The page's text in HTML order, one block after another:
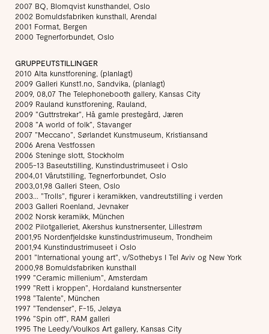
2007 BQ, Blomqvist kunsthandel, Oslo
2002 Bomuldsfabriken kunsthall, Arendal
2001 Format, Bergen
2000 Tegnerforbundet, Oslo
GRUPPEUTSTILLINGER
2010 Alta kunstforening, (planlagt)
2009 Galleri Kunst1.no, Sandvika, (planlagt)
2009, 08,07 The Telephonebooth gallery, Kansas City
2009 Rauland kunstforening, Rauland,
2009 ”Guttrstrekar”, Hå gamle prestegård, Jæren
2008 ”A world of folk”, Stavanger
2007 ”Meccano”, Sørlandet Kunstmuseum, Kristiansand
2006 Arena Vestfossen
2006 Steninge slott, Stockholm
2005-13 Baseutstilling, Kunstindustrimuseet i Oslo
2004,01 Vårutstilling, Tegnerforbundet, Oslo
2003,01,98 Galleri Steen, Oslo
2003… ”Trolls”, figurer i keramikken, vandreutstilling i verden
2003 Galleri Roenland, Jevnaker
2002 Norsk keramikk, München
2002 Pilotgalleriet, Akershus kunstnersenter, Lillestrøm
2001,95 Nordenfjeldske kunstindustrimuseum, Trondheim
2001,94 Kunstindustrimuseet i Oslo
2001 ”International young art”, v/Sothebys I Tel Aviv og New York
2000,98 Bomuldsfabriken kunsthall
1999 ”Ceramic millenium”, Amsterdam
1999 ”Rett i kroppen”, Hordaland kunstnersenter
1998 ”Talente”, München
1997 ”Tendenser”, F-15, Jeløya
1996 ”Spin off”, RAM galleri
1995 The Leedy/Voulkos Art gallery, Kansas City